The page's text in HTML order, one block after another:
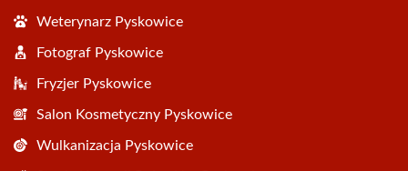
Weterynarz Pyskowice
Fotograf Pyskowice
Fryzjer Pyskowice
Salon Kosmetyczny Pyskowice
Wulkanizacja Pyskowice